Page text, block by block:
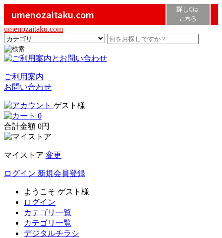
umenozaitaku.com
詳しくは
こちら
umenozaitaku.com
ご利用案内
お問い合わせ
ゲスト様
0
合計金額 0円
マイストア 変更
ログイン 新規会員登録
ようこそ ゲスト様
ログイン
カテゴリ一覧
カテゴリ一覧
デジタルチラシ